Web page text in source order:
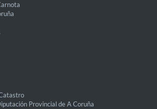
Provincial de A Coruña